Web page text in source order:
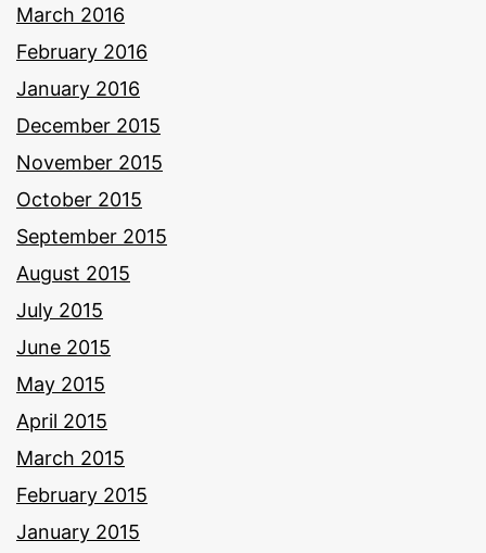
March 2016
February 2016
January 2016
December 2015
November 2015
October 2015
September 2015
August 2015
July 2015
June 2015
May 2015
April 2015
March 2015
February 2015
January 2015